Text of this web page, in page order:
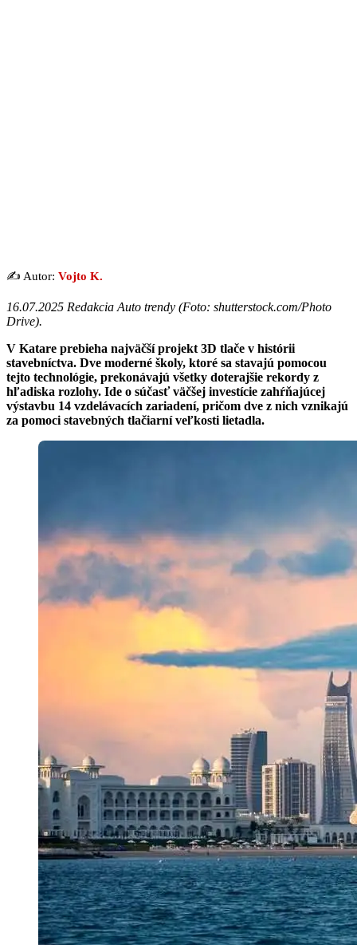
✍️ Autor: Vojto K.
16.07.2025 Redakcia Auto trendy (Foto: shutterstock.com/Photo
Drive).
V Katare prebieha najväčší projekt 3D tlače v histórii
stavebníctva. Dve moderné školy, ktoré sa stavajú pomocou
tejto technológie, prekonávajú všetky doterajšie rekordy z
hľadiska rozlohy. Ide o súčasť väčšej investície zahŕňajúcej
výstavbu 14 vzdelávacích zariadení, pričom dve z nich vznikajú
za pomoci stavebných tlačiarní veľkosti lietadla.